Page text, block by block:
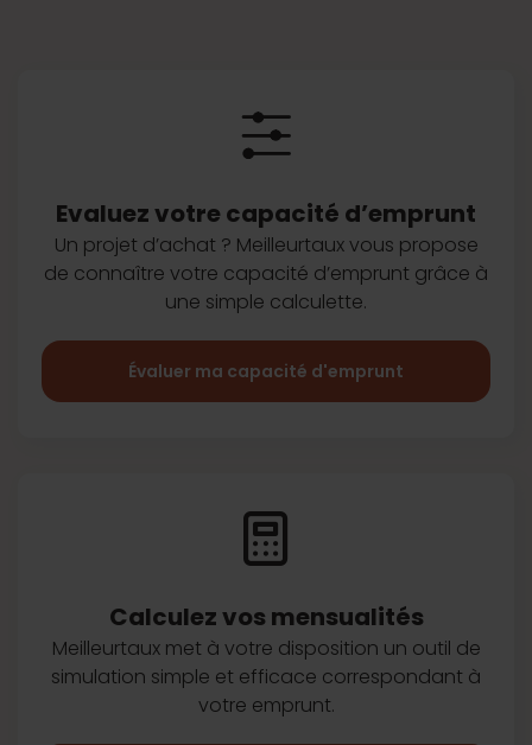
Evaluez votre capacité d’emprunt
Un projet d’achat ? Meilleurtaux vous propose
de connaître votre capacité d’emprunt grâce à
une simple calculette.
Évaluer ma capacité d'emprunt
Calculez vos mensualités
Meilleurtaux met à votre disposition un outil de
simulation simple et efficace correspondant à
votre emprunt.